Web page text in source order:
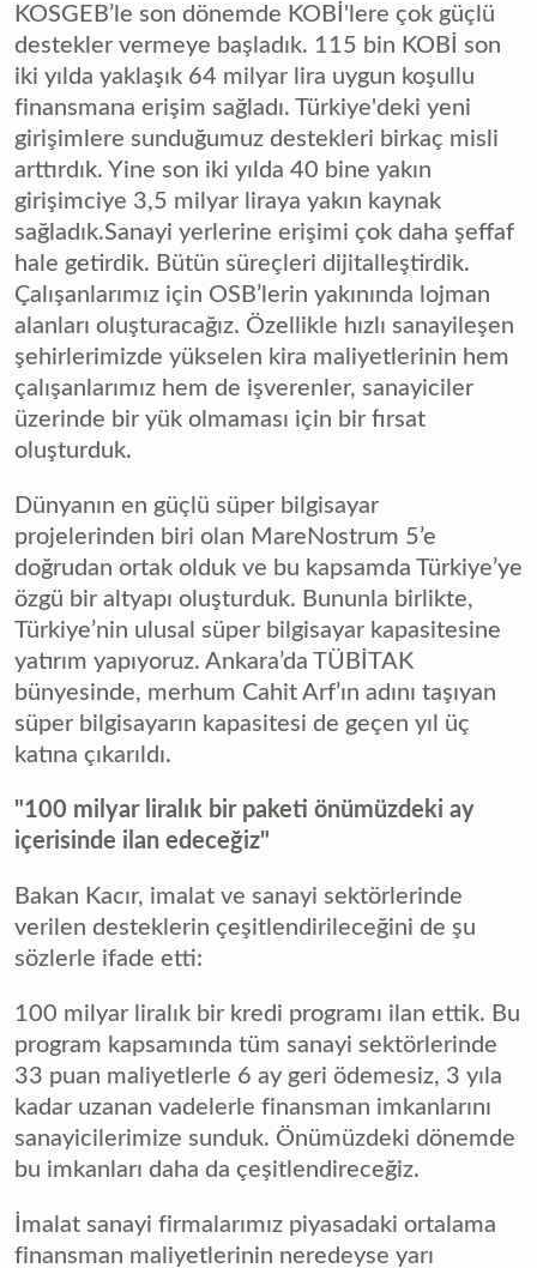
KOSGEB’le son dönemde KOBİ'lere çok güçlü
destekler vermeye başladık. 115 bin KOBİ son
iki yılda yaklaşık 64 milyar lira uygun koşullu
finansmana erişim sağladı. Türkiye'deki yeni
girişimlere sunduğumuz destekleri birkaç misli
arttırdık. Yine son iki yılda 40 bine yakın
girişimciye 3,5 milyar liraya yakın kaynak
sağladık.Sanayi yerlerine erişimi çok daha şeffaf
hale getirdik. Bütün süreçleri dijitalleştirdik.
Çalışanlarımız için OSB’lerin yakınında lojman
alanları oluşturacağız. Özellikle hızlı sanayileşen
şehirlerimizde yükselen kira maliyetlerinin hem
çalışanlarımız hem de işverenler, sanayiciler
üzerinde bir yük olmaması için bir fırsat
oluşturduk.
Dünyanın en güçlü süper bilgisayar
projelerinden biri olan MareNostrum 5’e
doğrudan ortak olduk ve bu kapsamda Türkiye’ye
özgü bir altyapı oluşturduk. Bununla birlikte,
Türkiye’nin ulusal süper bilgisayar kapasitesine
yatırım yapıyoruz. Ankara’da TÜBİTAK
bünyesinde, merhum Cahit Arf’ın adını taşıyan
süper bilgisayarın kapasitesi de geçen yıl üç
katına çıkarıldı.
"100 milyar liralık bir paketi önümüzdeki ay
içerisinde ilan edeceğiz"
Bakan Kacır, imalat ve sanayi sektörlerinde
verilen desteklerin çeşitlendirileceğini de şu
sözlerle ifade etti:
100 milyar liralık bir kredi programı ilan ettik. Bu
program kapsamında tüm sanayi sektörlerinde
33 puan maliyetlerle 6 ay geri ödemesiz, 3 yıla
kadar uzanan vadelerle finansman imkanlarını
sanayicilerimize sunduk. Önümüzdeki dönemde
bu imkanları daha da çeşitlendireceğiz.
İmalat sanayi firmalarımız piyasadaki ortalama
finansman maliyetlerinin neredeyse yarı